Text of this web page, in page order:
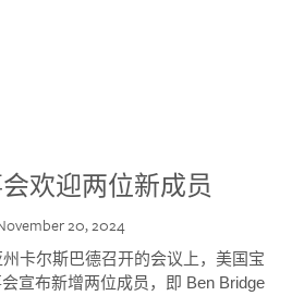
会欢迎两位新成员
20, 2024
卡尔斯巴德召开的会议上，美国宝
宣布新增两位成员，即 Ben Bridge